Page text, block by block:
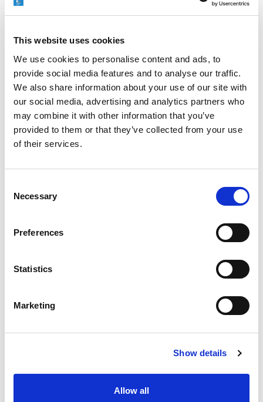
This website uses cookies
We use cookies to personalise content and ads, to
provide social media features and to analyse our traffic.
We also share information about your use of our site with
our social media, advertising and analytics partners who
may combine it with other information that you’ve
provided to them or that they’ve collected from your use
of their services.
Selection
Necessary
Preferences
Statistics
Marketing
Show details
Allow all
ENTGRATEN VON HYDRAULIKVERTEILERBLÖCKEN:
EIN ENTSCHEIDENDER FAKTOR FÜR DIE
ZUVERLÄSSIGKEIT VON SCHWERMASCHINEN
WIE EXTRUDE HONE DIE LEISTUNGSGRENZEN IN DER
ALUMINIUMEXTRUSION MIT ABRASIVE FLOW
ILA BERLIN 2026: DIE GLOBALE LUFT- UND